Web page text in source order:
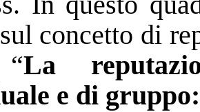
concetto di
La
e di